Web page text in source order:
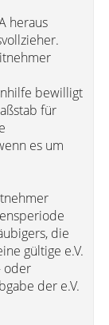
heraus
bewilligt
für
es um
die
gültige e.V.
oder
der e.V.